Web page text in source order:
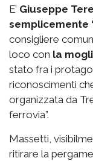
E’ Giuseppe
semplicemente
consigliere
loco con la
stato fra i
riconoscimenti
organizzata da
ferrovia”.
Massetti,
ritirare la